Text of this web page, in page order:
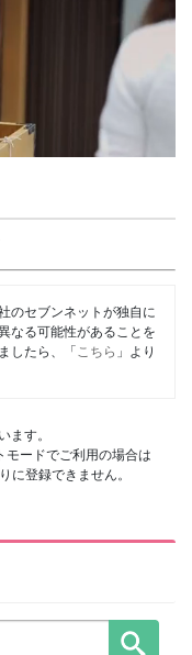
のセブンネットが独自に
なる可能性があることを
したら、「 こちら 」より
ます。
モードでご利用の場合は
に登録できません。